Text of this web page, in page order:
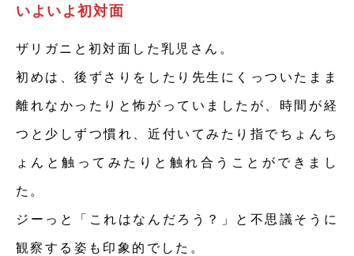
いよいよ初対面
ザリガニと初対面した乳児さん。
初めは、後ずさりをしたり先生にくっついたまま
離れなかったりと怖がっていましたが、時間が経
つと少しずつ慣れ、近付いてみたり指でちょんち
ょんと触ってみたりと触れ合うことができまし
た。
ジーっと「これはなんだろう？」と不思議そうに
観察する姿も印象的でした。